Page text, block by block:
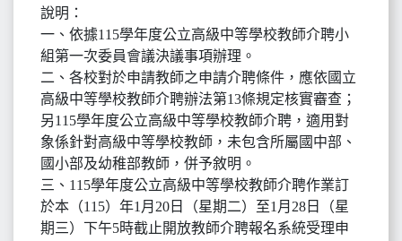
說明：
一、依據115學年度公立高級中等學校教師介聘小
組第一次委員會議決議事項辦理。
二、各校對於申請教師之申請介聘條件，應依國立
高級中等學校教師介聘辦法第13條規定核實審查；
另115學年度公立高級中等學校教師介聘，適用對
象係針對高級中等學校教師，未包含所屬國中部、
國小部及幼稚部教師，併予敘明。
三、115學年度公立高級中等學校教師介聘作業訂
於本（115）年1月20日（星期二）至1月28日（星
期三）下午5時截止開放教師介聘報名系統受理申